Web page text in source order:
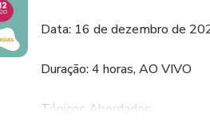
Data: 16 de dezembro de
Duração: 4 horas, AO VIVO
Tópicos Abordados: